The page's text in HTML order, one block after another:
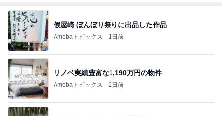
假屋崎 ぼんぼり祭りに出品した作品
Amebaトピックス 1日前
リノベ実績豊富な1,190万円の物件
Amebaトピックス 2日前